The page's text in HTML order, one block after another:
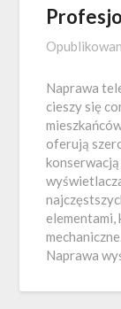
Naprawa
cieszy się
oferują
elementami,
Naprawa